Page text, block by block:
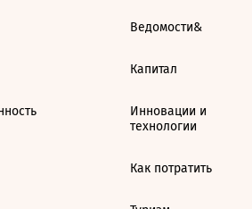
Ведомости&
Капитал
Инновации и
технологии
Как потратить